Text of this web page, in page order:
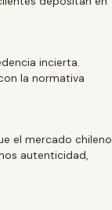
incierta.
la normativa
el mercado chileno
autenticidad,